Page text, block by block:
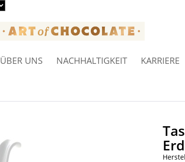
ÜBER UNS NACHHALTIGKEIT KARRIERE